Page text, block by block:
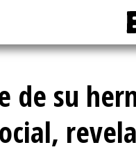
de su